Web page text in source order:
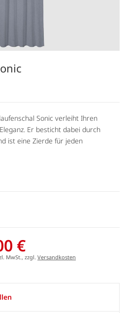
Sonic verleiht Ihren
Er besticht dabei durch
ist eine Zierde für jeden
€
MwSt., zzgl. Versandkosten